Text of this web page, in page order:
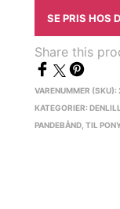
SE PRIS HOS
Share this
VARENUMMER (SKU):
KATEGORIER:
PANDEBÅND ,TIL